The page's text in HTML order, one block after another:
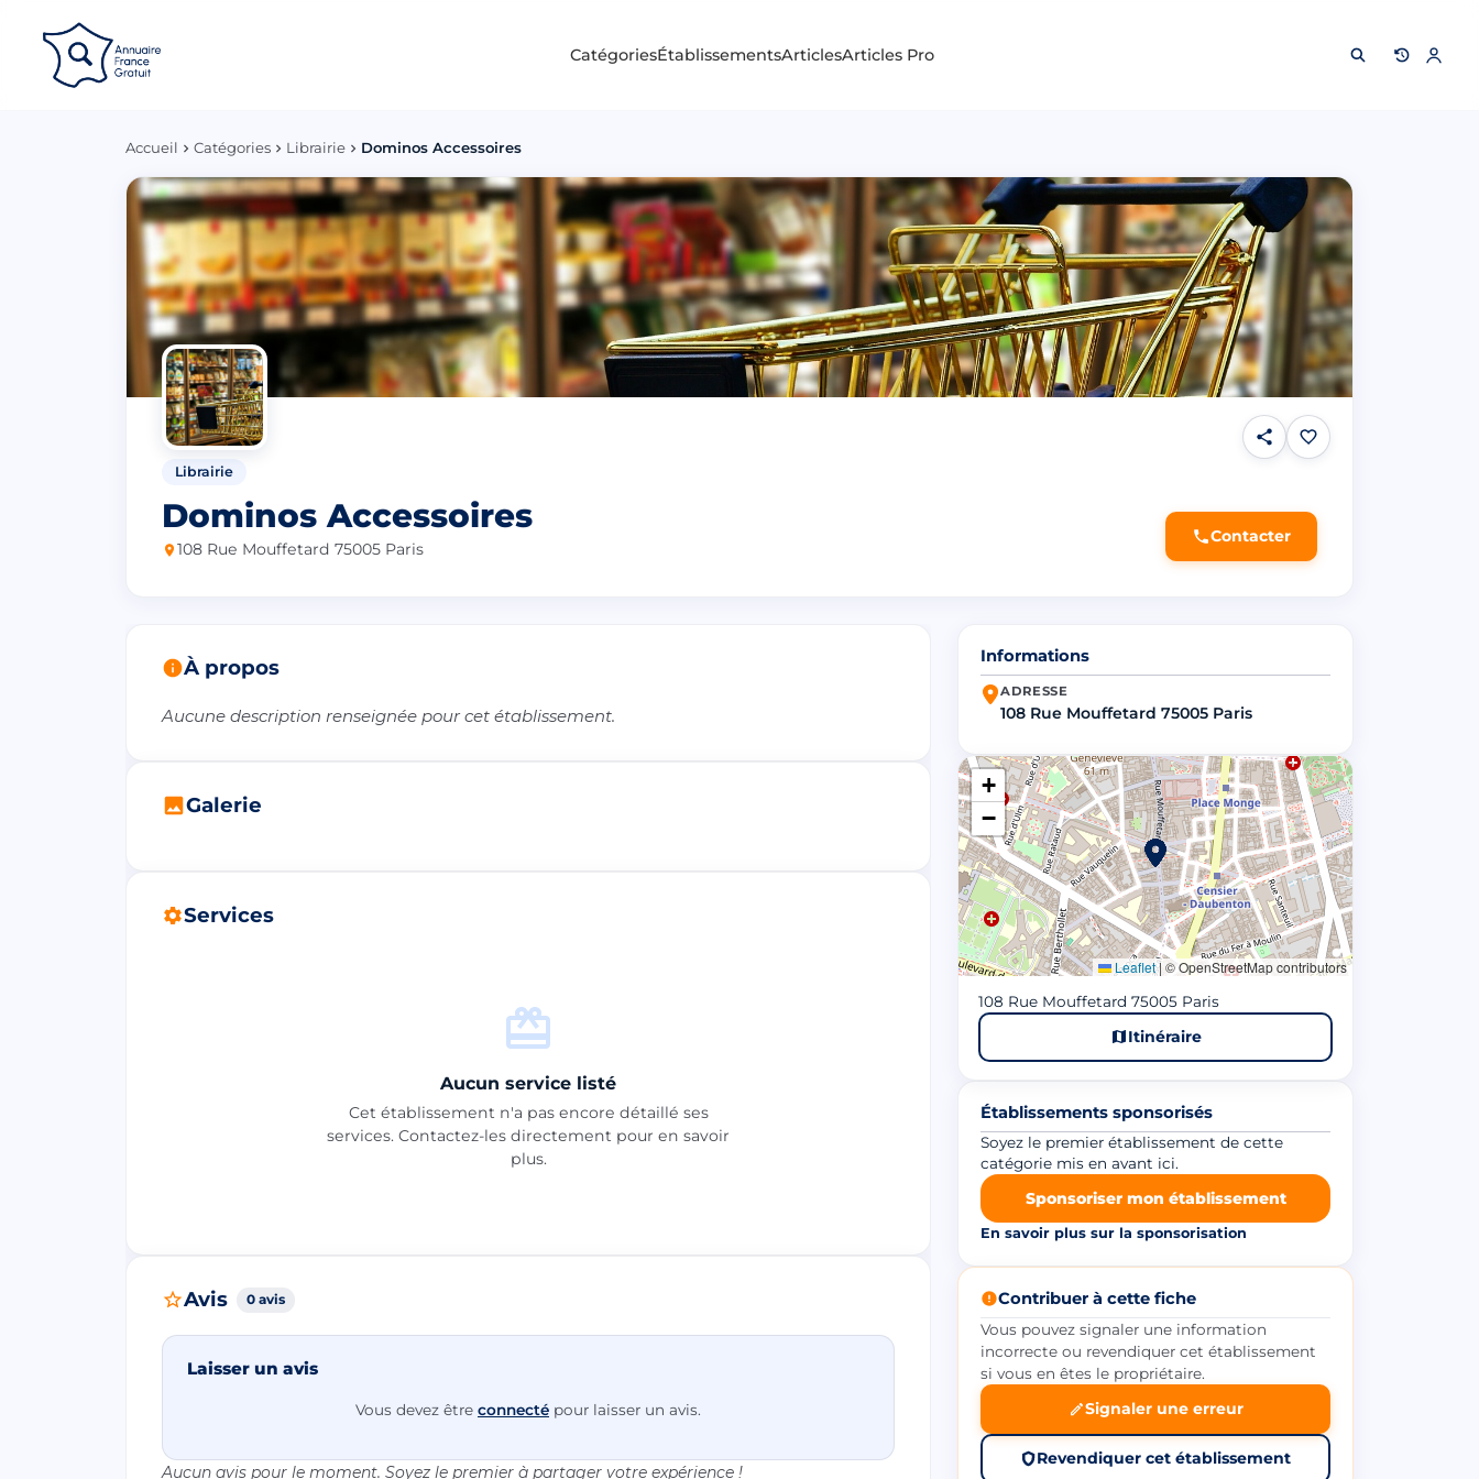
CatégoriesÉtablissementsArticlesArticles Pro
Accueil Catégories Librairie Dominos Accessoires
Librairie
Dominos Accessoires
108 Rue Mouffetard 75005 Paris
Contacter
À propos
Aucune description renseignée pour cet établissement.
Galerie
Services
Aucun service listé
Cet établissement n'a pas encore détaillé ses
services. Contactez-les directement pour en savoir
plus.
Avis 0 avis
Laisser un avis
Vous devez être connecté pour laisser un avis.
Aucun avis pour le moment. Soyez le premier à partager votre expérience !
Informations
ADRESSE
108 Rue Mouffetard 75005 Paris
+
−
Leaflet| © OpenStreetMap contributors
108 Rue Mouffetard 75005 Paris
Itinéraire
Établissements sponsorisés
Soyez le premier établissement de cette
catégorie mis en avant ici.
Sponsoriser mon établissement
En savoir plus sur la sponsorisation
Contribuer à cette fiche
Vous pouvez signaler une information
incorrecte ou revendiquer cet établissement
si vous en êtes le propriétaire.
Signaler une erreur
Revendiquer cet établissement